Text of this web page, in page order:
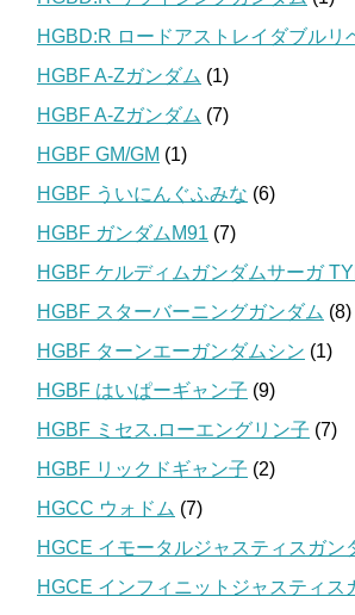
HGBD:R ロードアストレイダブルリ
HGBF A-Zガンダム (1)
HGBF A-Zガンダム (7)
HGBF GM/GM (1)
HGBF ういにんぐふみな (6)
HGBF ガンダムM91 (7)
HGBF ケルディムガンダムサーガ
HGBF スターバーニングガンダム (8)
HGBF ターンエーガンダムシン (1)
HGBF はいぱーギャン子 (9)
HGBF ミセス.ローエングリン子 (7)
HGBF リックドギャン子 (2)
HGCC ウォドム (7)
HGCE イモータルジャスティスガン
HGCE インフィニットジャスティス